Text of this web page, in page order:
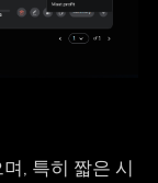
, 특히 짧은 시